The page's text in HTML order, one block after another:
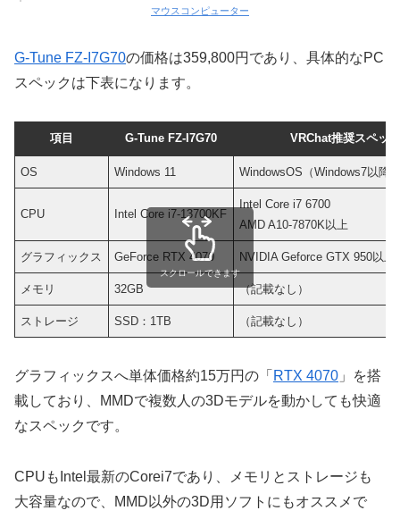
マウスコンピューター
G-Tune FZ-I7G70の価格は359,800円であり、具体的なPC
スペックは下表になります。
項目 G-Tune FZ-I7G70 VRChat推奨スペック
OS Windows 11 WindowsOS（Windows7以降
CPU Intel Core i7-13700KF
Intel Core i7 6700
AMD A10-7870K以上
グラフィックス GeForce RTX 4070 NVIDIA Geforce GTX 950以上
メモリ 32GB （記載なし）
ストレージ SSD：1TB （記載なし）
スクロールできます
グラフィックスへ単体価格約15万円の「 RTX 4070 」を搭
載しており、MMDで複数人の3Dモデルを動かしても快適
なスペックです。
CPUもIntel最新のCorei7であり、メモリとストレージも
大容量なので、MMD以外の3D用ソフトにもオススメで